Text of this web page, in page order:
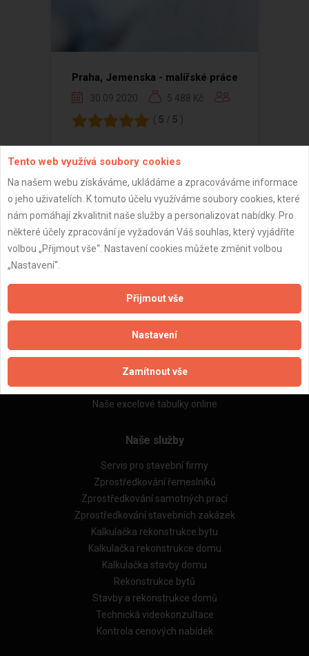
Praha, Jemenska - malířské práce
30.09.2020
5 488 Kč
( 5 / 5 )
Zobrazeno 1 z 1 reference
Naše firmy a řemeslníci
Zpracování a ochrana osobních údajů
Zásady pro používání souborů cookie
Obchodní podmínky (rozpočtování)
Reference
Naše excelové tabulky online
Naše služby
Servis pro stavební firmy
Zprostředkování řemeslníků
Zprostředkování samotných prací
Zprostředkování stavebních zakázek
Kalkulačka rekonstrukce bytu
Kalkulačka rekonstrukce domu
Kalkulačka stavby domu
Rekonstrukce bytů
Stavby a rekonstrukce domů
Technická videokonzultace
Kontrola cenových nabídek
Tento web využívá soubory cookies
Na našem webu získáváme, ukládáme a zpracováváme informace
o jeho uživatelích. K tomuto účelu využíváme soubory cookies, které
nám pomáhají zkvalitnit naše služby a personalizovat nabídky. Pro
některé účely zpracování je vyžadován Váš souhlas, který vyjádříte
volbou „Přijmout vše“. Nastavení cookies můžete změnit volbou
„Nastavení“.
Přijmout vše
Nastavení
Zamítnout vše